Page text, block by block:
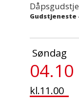
Gudstjeneste
Søndag
04.10
kl.11.00